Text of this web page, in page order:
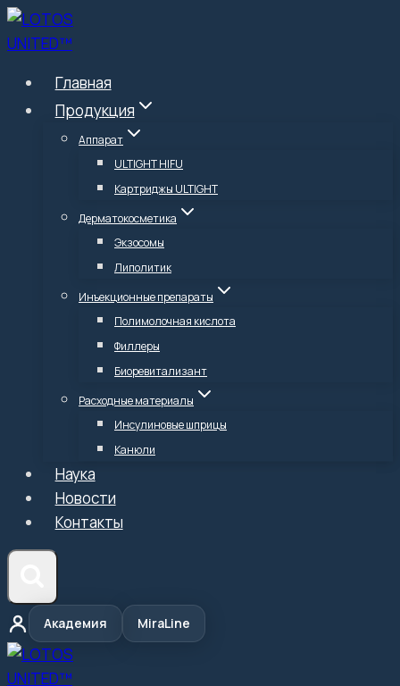
Перейти
к
Главная
Продукция
Аппарат
ULTIGHT HIFU
Картриджы ULTIGHT
Дерматокосметика
Экзосомы
Липолитик
Инъекционные препараты
Полимолочная кислота
Филлеры
Биоревитализант
Расходные материалы
Инсулиновые шприцы
Канюли
Наука
Новости
Контакты
Академия MiraLine